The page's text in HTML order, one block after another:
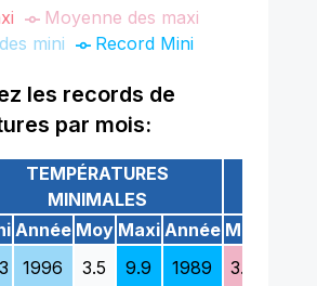
Moyenne des maxi
mini
Record Mini
les records de
par mois:
TEMPÉRATURES
MINIMALES
Année Moy Maxi Année Mini
1996 3.5 9.9 1989 3.8